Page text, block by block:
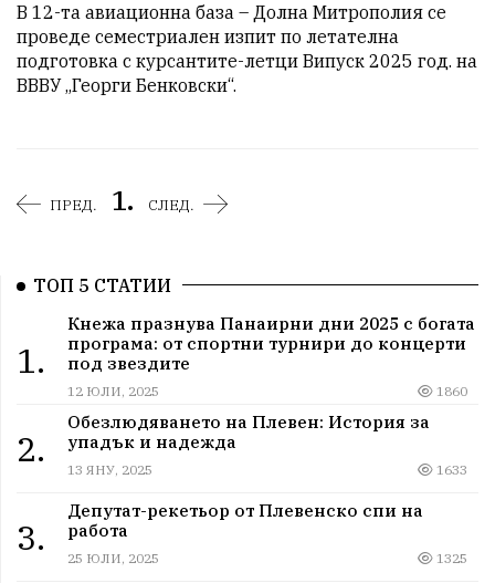
В 12-та авиационна база – Долна Митрополия се
проведе семестриален изпит по летателна
подготовка с курсантите-летци Випуск 2025 год. на
ПРЕД. 1. СЛЕД.
ТОП 5 СТАТИИ
1.
Кнежа празнува Панаирни дни 2025 с богата
програма: от спортни турнири до концерти
под звездите
12 ЮЛИ, 2025 1860
2.
Обезлюдяването на Плевен: История за
упадък и надежда
13 ЯНУ, 2025 1633
3.
Депутат-рекетьор от Плевенско спи на
работа
25 ЮЛИ, 2025 1325